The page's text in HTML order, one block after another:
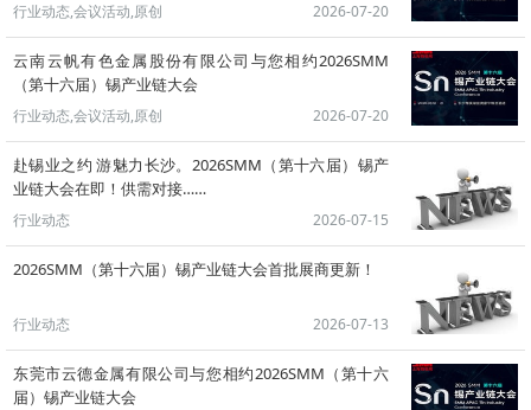
行业动态,会议活动,原创 2026-07-20
云南云帆有色金属股份有限公司与您相约2026SMM
（第十六届）锡产业链大会
行业动态,会议活动,原创 2026-07-20
赴锡业之约 游魅力长沙。2026SMM（第十六届）锡产
业链大会在即！供需对接……
行业动态 2026-07-15
2026SMM（第十六届）锡产业链大会首批展商更新！
行业动态 2026-07-13
东莞市云德金属有限公司与您相约2026SMM（第十六
届）锡产业链大会